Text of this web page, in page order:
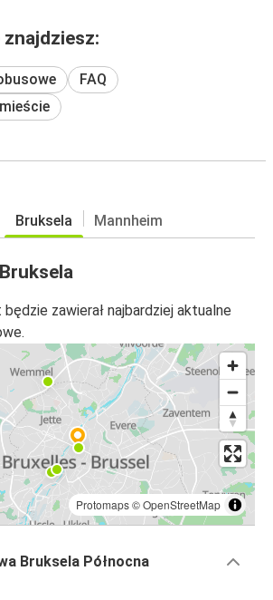
FAQ
Bruksela Mannheim
zawierał najbardziej aktualne
Protomaps©OpenStreetMap
Bruksela Północna